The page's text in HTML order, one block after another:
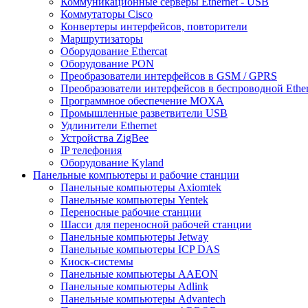
Коммутаторы Cisco
Конвертеры интерфейсов, повторители
Маршрутизаторы
Оборудование Ethercat
Оборудование PON
Преобразователи интерфейсов в GSM / GPRS
Преобразователи интерфейсов в беспроводной
Программное обеспечение MOXA
Промышленные разветвители USB
Удлинители Ethernet
Устройства ZigBee
IP телефония
Оборудование Kyland
Панельные компьютеры и рабочие станции
Панельные компьютеры Axiomtek
Панельные компьютеры Yentek
Переносные рабочие станции
Шасси для переносной рабочей станции
Панельные компьютеры Jetway
Панельные компьютеры ICP DAS
Киоск-системы
Панельные компьютеры AAEON
Панельные компьютеры Adlink
Панельные компьютеры Advantech